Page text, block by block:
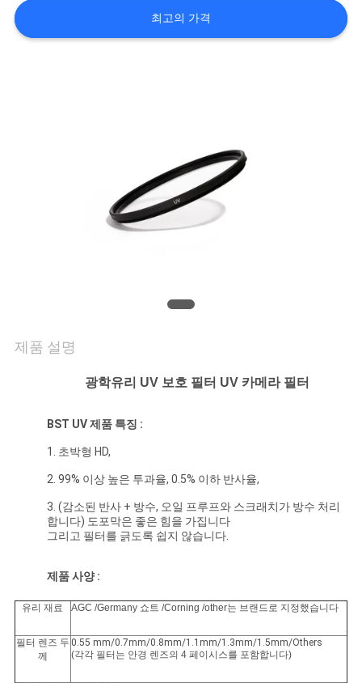
요
사
최고의 가격
제품 설명
광학유리 UV 보호 필터 UV 카메라 필터
BST UV 제품 특징 :
1. 초박형 HD,
2. 99% 이상 높은 투과율, 0.5% 이하 반사율,
3. (감소된 반사 + 방수, 오일 프루프와 스크래치가 방수 처리
합니다) 도포막은 좋은 힘을 가집니다
그리고 필터를 긁도록 쉽지 않습니다.
제품 사양 :
유리 재료 AGC /Germany 쇼트 /Corning /other는 브랜드로 지정했습니다
필터 렌즈 두
께
0.55 mm/0.7mm/0.8mm/1.1mm/1.3mm/1.5mm/Others
(각각 필터는 안경 렌즈의 4 페이시스를 포함합니다)